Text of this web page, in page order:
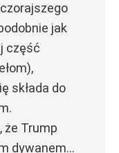
jak
część
składa do
że Trump
dywanem…